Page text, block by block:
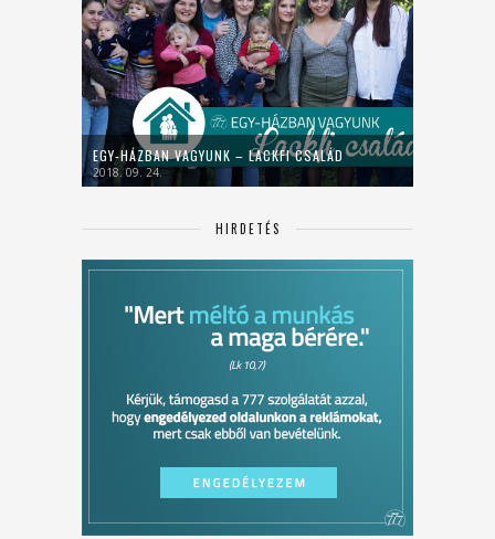
EGY-HÁZBAN VAGYUNK – LACKFI CSALÁD
2018. 09. 24.
HIRDETÉS